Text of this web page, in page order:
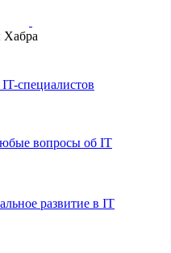
Хабра
специалистов
вопросы об IT
развитие в IT